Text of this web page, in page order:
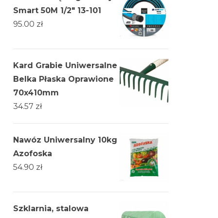
Smart 50M 1/2" 13-101
95.00 zł
Kard Grabie Uniwersalne
Belka Płaska Oprawione
70x410mm
34.57 zł
Nawóz Uniwersalny 10kg
Azofoska
54.90 zł
Szklarnia, stalowa